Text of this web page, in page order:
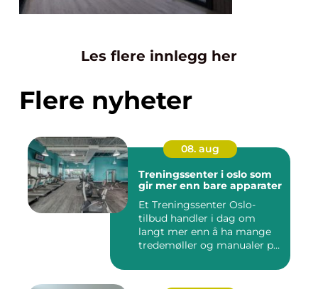
Les flere innlegg her
Flere nyheter
08. aug
Treningssenter i oslo som
gir mer enn bare apparater
Et Treningssenter Oslo-
tilbud handler i dag om
langt mer enn å ha mange
tredemøller og manualer på